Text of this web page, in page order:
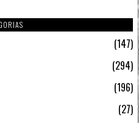
147
294
196
27